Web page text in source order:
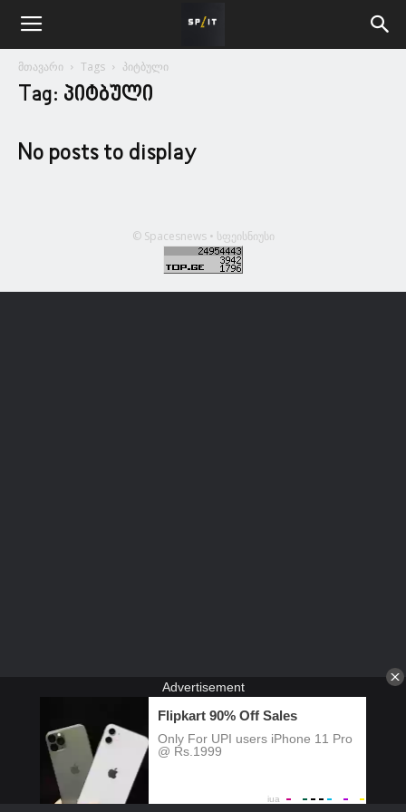
მთავარი Tags პიტბული
Tag: პიტბული
No posts to display
© Spacesnews • სფეისნიუსი